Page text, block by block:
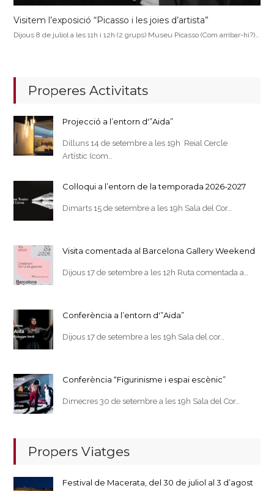
Visitem l’exposició “Picasso i les joies d’artista”
Dijous 8 de juliol a les 11h i 12h (2 grups) Museu Picasso (Com arribar-hi?)…
Properes Activitats
Projecció a l’entorn d'”Aida”
Dilluns 14 de setembre a les 19h Reial Cercle
Artístic (com…
Col·loqui a l’entorn de la temporada 2026-2027
Dimarts 15 de setembre a les 19h Sala del Cor…
Visita comentada al Barcelona Gallery Weekend
Dijous 17 de setembre a les 12h Ruta comentada a…
Conferència a l’entorn d'”Aida”
Dijous 17 de setembre a les 19h Sala del cor…
Conferència “Figurinisme i espai escènic”
Dimecres 30 de setembre a les 19h Sala del Cor…
Propers Viatges
Festival de Macerata, del 30 de juliol al 3 d’agost